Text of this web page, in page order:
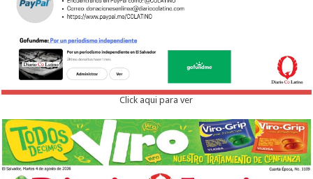
Click aqui para ver